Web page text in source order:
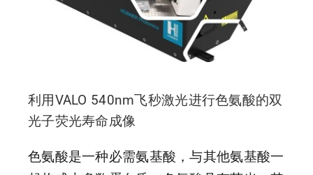
利用VALO 540nm飞秒激光进行色氨酸的双
光子荧光寿命成像
色氨酸是一种必需氨基酸，与其他氨基酸一